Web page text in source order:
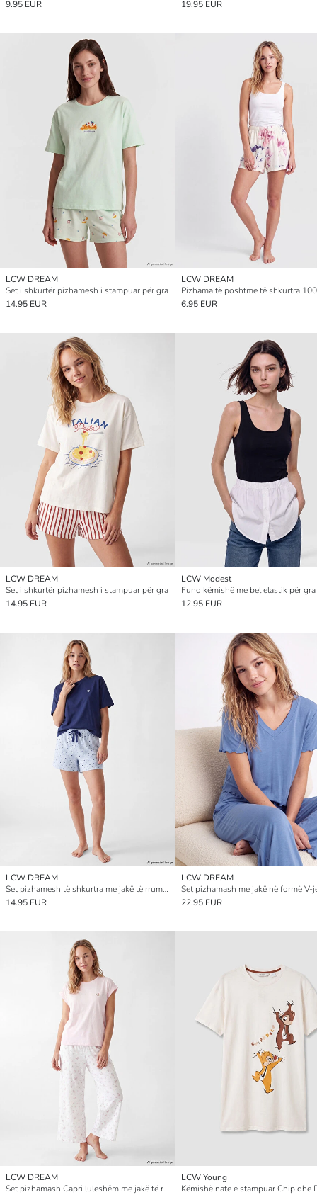
9.95 EUR 19.95 EUR
LCW DREAM
Set i shkurtër pizhamesh i stampuar për gra
14.95 EUR
LCW DREAM
6.95 EUR
LCW DREAM
Set i shkurtër pizhamesh i stampuar për gra
14.95 EUR
LCW Modest
Fund këmishë me bel elastik për gra
12.95 EUR
LCW DREAM
Set pizhamesh të shkurtra me jakë të rrumbullakët me qëndisje për gra
14.95 EUR
LCW DREAM
22.95 EUR
LCW DREAM
Set pizhamash Capri luleshëm me jakë të rrumbullakët për gra
LCW Young